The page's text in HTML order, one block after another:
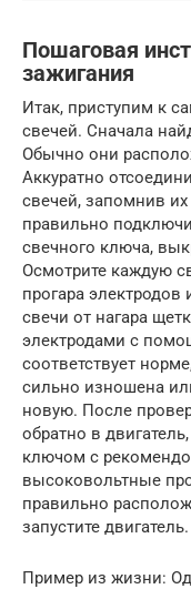
Пошаговая
зажигания
Итак, приступим к
свечей. Сначала
Обычно они
Аккуратно
свечей, запомнив
правильно
свечного ключа,
Осмотрите каждую
прогара электродов
свечи от нагара
электродами с
соответствует
сильно изношена
новую. После
обратно в
ключом с
высоковольтные
правильно
запустите двигатель.
Пример из жизни: